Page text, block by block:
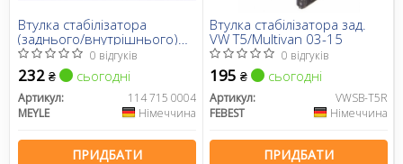
Втулка стабілізатора
(заднього/внутрішнього)
VW T5 03- (d=21mm)
0 відгуків
232 ₴ сьогодні
Артикул:
114 715 0004
MEYLE
Німеччина
ПРИДБАТИ
Втулка стабілізатора зад.
VW T5/Multivan 03-15
0 відгуків
195 ₴ сьогодні
Артикул:
VWSB-T5R
FEBEST
Німеччина
ПРИДБАТИ